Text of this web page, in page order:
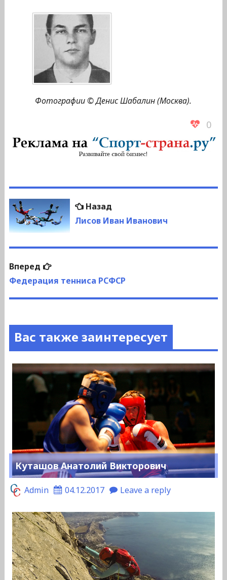
Фотографии © Денис Шабалин (Москва).
0
Навигация
по
записям
НазадПредыдущая
запись:
Лисов Иван Иванович
Вперед
Следующая
запись:
Федерация тенниса РСФСР
Вас также заинтересует
Куташов Анатолий Викторович
Admin 04.12.2017 Leave a reply